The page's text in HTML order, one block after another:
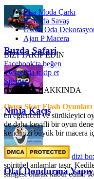
Buzda Safari
Ninja Kaçış
Olaf Dondurma
Elsa Moda Çarkı
Metroda Savaş
Gwen Oda
Ajan P Macera
BİZİ TAKİP EDİN
Facebook'ta beğen
Twitter'da takip et
Sitemap
OyunSkor HAKKINDA
Oyun Skor Flash Oyunları
en eğlenceli ve sürükleyici
de daha keyifli bir oyun
kendinizi büyük bir macera
dizi
spiritüel anlamlar taşır.
simgesi olarak kabul edilir.